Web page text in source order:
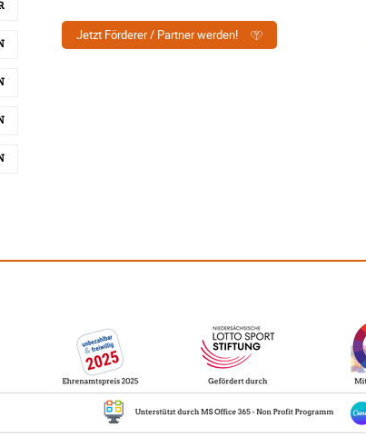
Jetzt Förderer / Partner werden!